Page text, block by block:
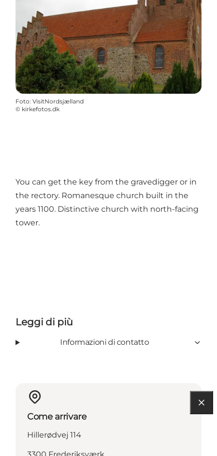
Foto: VisitNordsjælland
© kirkefotos.dk
You can get the key from the gravedigger or in
the rectory. Romanesque church built in the
years 1100. Distinctive church with north-facing
tower.
Leggi di più
Informazioni di contatto
Come arrivare
Hillerødvej 114